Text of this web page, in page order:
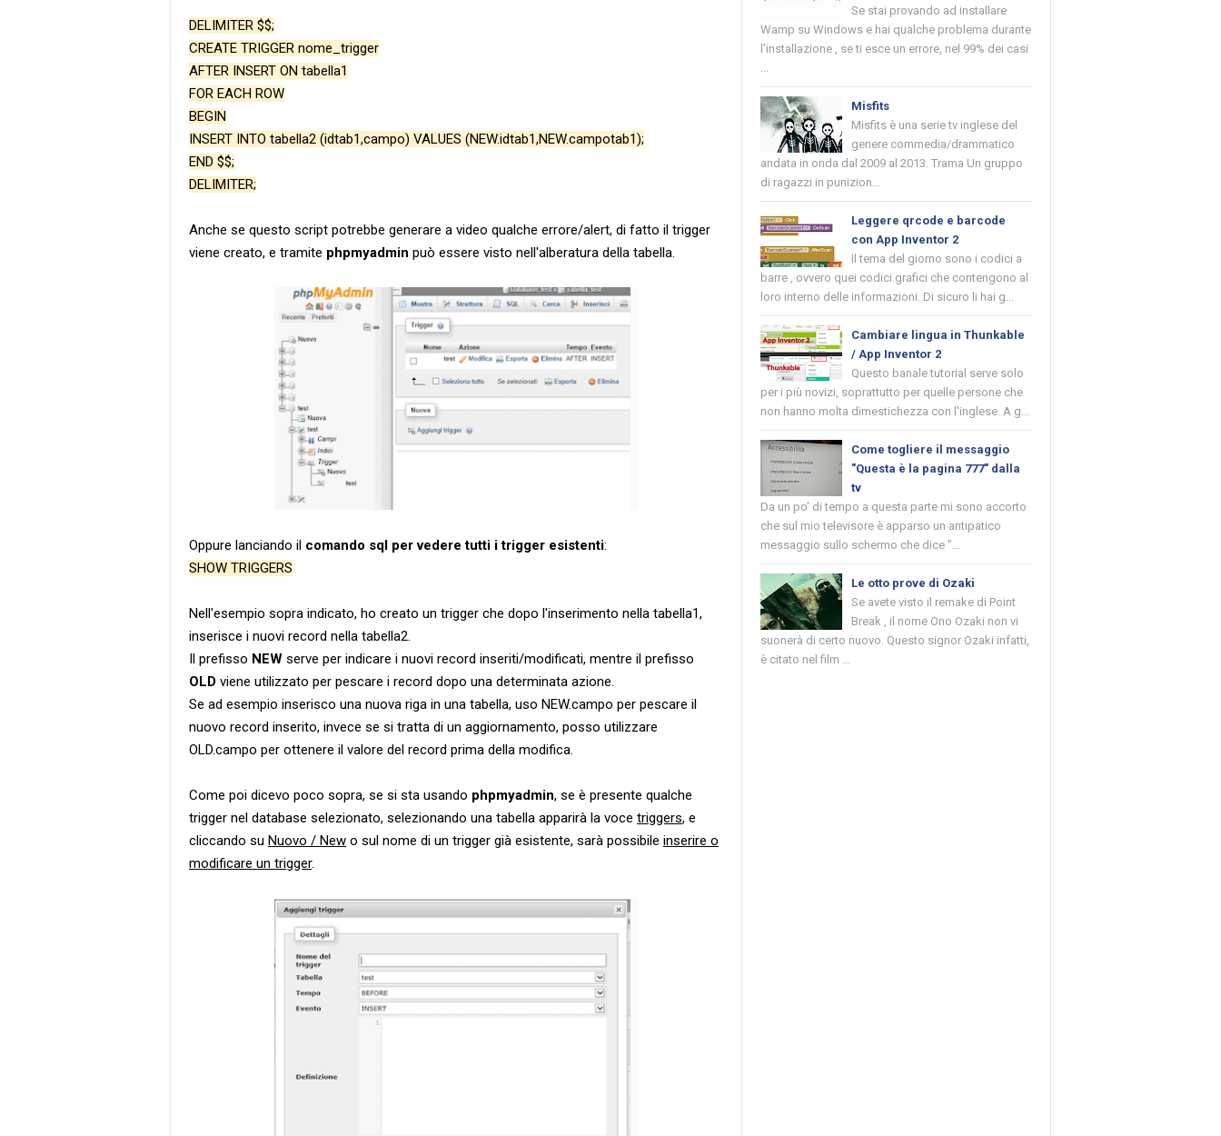
DELIMITER $$;
CREATE TRIGGER nome_trigger
AFTER INSERT ON tabella1
FOR EACH ROW
BEGIN
INSERT INTO tabella2 (idtab1,campo) VALUES (NEW.idtab1,NEW.campotab1);
END $$;
DELIMITER;
Anche se questo script potrebbe generare a video qualche errore/alert, di fatto il trigger
viene creato, e tramite phpmyadmin può essere visto nell'alberatura della tabella.
Oppure lanciando il comando sql per vedere tutti i trigger esistenti:
SHOW TRIGGERS
Nell'esempio sopra indicato, ho creato un trigger che dopo l'inserimento nella tabella1,
inserisce i nuovi record nella tabella2.
Il prefisso NEW serve per indicare i nuovi record inseriti/modificati, mentre il prefisso
OLD viene utilizzato per pescare i record dopo una determinata azione.
Se ad esempio inserisco una nuova riga in una tabella, uso NEW.campo per pescare il
nuovo record inserito, invece se si tratta di un aggiornamento, posso utilizzare
OLD.campo per ottenere il valore del record prima della modifica.
Come poi dicevo poco sopra, se si sta usando phpmyadmin, se è presente qualche
trigger nel database selezionato, selezionando una tabella apparirà la voce triggers, e
cliccando su Nuovo / New o sul nome di un trigger già esistente, sarà possibile inserire o
modificare un trigger.
Se stai provando ad installare
Wamp su Windows e hai qualche problema durante
l'installazione , se ti esce un errore, nel 99% dei casi
...
Misfits
Misfits è una serie tv inglese del
genere commedia/drammatico
andata in onda dal 2009 al 2013. Trama Un gruppo
di ragazzi in punizion...
Leggere qrcode e barcode
con App Inventor 2
Il tema del giorno sono i codici a
barre , ovvero quei codici grafici che contengono al
loro interno delle informazioni. Di sicuro li hai g...
Cambiare lingua in Thunkable
/ App Inventor 2
Questo banale tutorial serve solo
per i più novizi, soprattutto per quelle persone che
non hanno molta dimestichezza con l'inglese. A g...
Come togliere il messaggio
"Questa è la pagina 777" dalla
tv
Da un po' di tempo a questa parte mi sono accorto
che sul mio televisore è apparso un antipatico
messaggio sullo schermo che dice "...
Le otto prove di Ozaki
Se avete visto il remake di Point
Break , il nome Ono Ozaki non vi
suonerà di certo nuovo. Questo signor Ozaki infatti,
è citato nel film ...